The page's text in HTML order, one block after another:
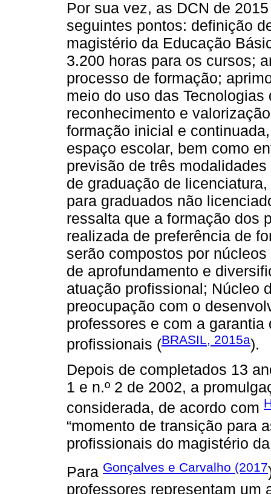
Por sua vez, as DCN de
seguintes pontos: definição
magistério da Educação
3.200 horas para os cursos;
processo de formação;
meio do uso das
reconhecimento e
formação inicial e
espaço escolar, bem como
previsão de três
de graduação de
para graduados não
ressalta que a formação dos
realizada de preferência de
serão compostos por
de aprofundamento e
atuação profissional; Núcleo
preocupação com o
professores e com a
profissionais (BRASIL, 2015a).
Depois de completados 13
1 e n.º 2 de 2002, a
considerada, de acordo com
“momento de transição para
profissionais do magistério
Para Gonçalves e Carvalho (2017
professores representam um